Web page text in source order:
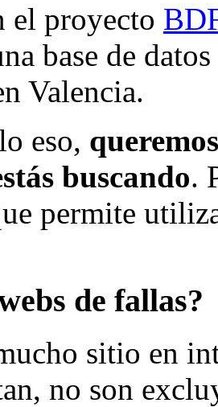
el proyecto
base de
Valencia.
eso,
buscando.
permite
de fallas?
sitio en
no son